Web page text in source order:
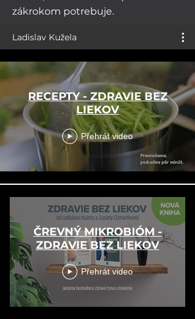
zákrokom potrebuje.
Ladislav Kužela
RECEPTY - ZDRAVIE BEZ
LIEKOV
Přehrát video
ČREVNÝ MIKROBIÓM -
ZDRAVIE BEZ LIEKOV
Přehrát video